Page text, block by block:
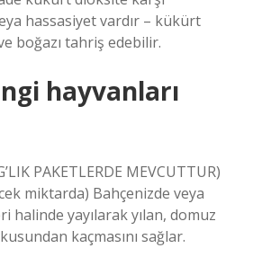
hassasiyet vardır – kükürt
boğazı tahriş edebilir.
hayvanları
PAKETLERDE MEVCUTTUR)
miktarda) Bahçenizde veya
halinde yayılarak yılan, domuz
kaçmasını sağlar.